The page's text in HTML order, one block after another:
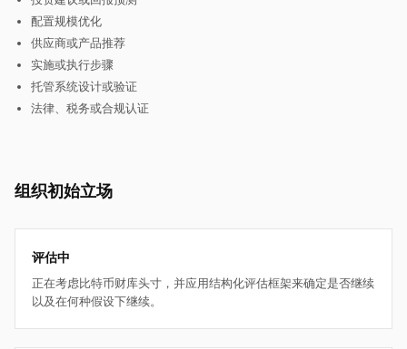
配置规模优化
供应商或产品推荐
实施或执行步骤
托管系统设计或验证
法律、税务或合规认证
组织初始立场
评估中
正在考虑比特币财库头寸，并应用结构化评估框架来确定是否继续
以及在何种假设下继续。